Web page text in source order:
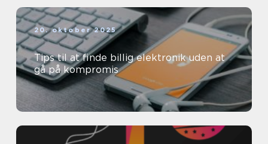
20. oktober 2025
Tips til at finde billig elektronik uden at
gå på kompromis